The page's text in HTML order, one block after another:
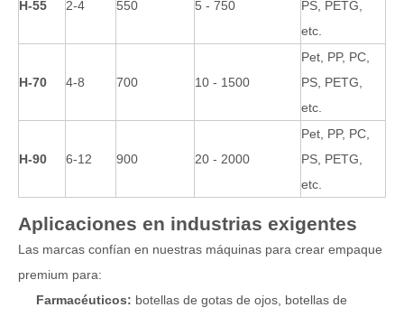
H-55 2-4 550 5 - 750
PS, PETG,
etc.
H-70 4-8 700 10 - 1500
Pet, PP, PC,
PS, PETG,
etc.
H-90 6-12 900 20 - 2000
Pet, PP, PC,
PS, PETG,
etc.
Aplicaciones en industrias exigentes
Las marcas confían en nuestras máquinas para crear empaque
premium para:
Farmacéuticos: botellas de gotas de ojos, botellas de